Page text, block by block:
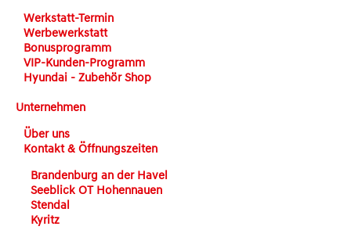
Werkstatt-Termin
Werbewerkstatt
Bonusprogramm
VIP-Kunden-Programm
Hyundai - Zubehör Shop
Unternehmen
Über uns
Kontakt & Öffnungszeiten
Brandenburg an der Havel
Seeblick OT Hohennauen
Stendal
Kyritz